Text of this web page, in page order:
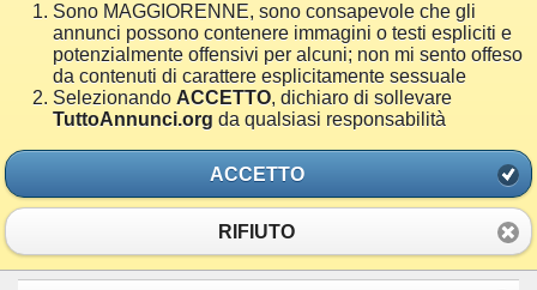
Sono MAGGIORENNE, sono consapevole che gli
annunci possono contenere immagini o testi espliciti e
potenzialmente offensivi per alcuni; non mi sento offeso
da contenuti di carattere esplicitamente sessuale
Selezionando ACCETTO, dichiaro di sollevare
TuttoAnnunci.org da qualsiasi responsabilità
ACCETTO
RIFIUTO